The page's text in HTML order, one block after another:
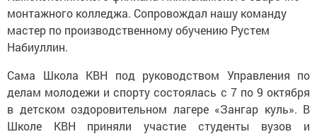
монтажного колледжа. Сопровождал нашу команду
мастер по производственному обучению Рустем
Набиуллин.
Сама Школа КВН под руководством Управления по
делам молодежи и спорту состоялась с 7 по 9 октября
в детском оздоровительном лагере «Зангар куль». В
Школе КВН приняли участие студенты вузов и